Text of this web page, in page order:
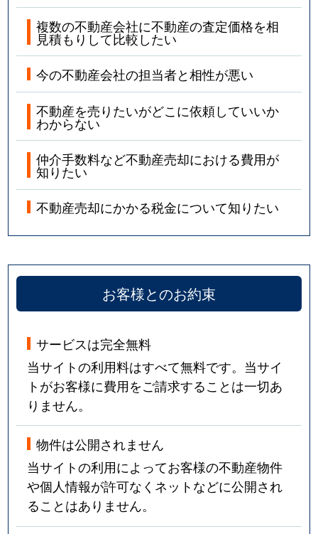
複数の不動産会社に不動産の査定価格を相
見積もりして比較したい
今の不動産会社の担当者と相性が悪い
不動産を売りたいがどこに依頼していいか
わからない
仲介手数料など不動産売却における費用が
知りたい
不動産売却にかかる税金について知りたい
お客様とのお約束
サービスは完全無料
当サイトの利用料はすべて無料です。当サイ
トがお客様に費用をご請求することは一切あ
りません。
物件は公開されません
当サイトの利用によってお客様の不動産物件
や個人情報が許可なくネットなどに公開され
ることはありません。